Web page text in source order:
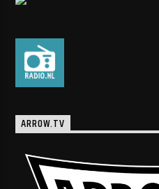
ARROW.TV